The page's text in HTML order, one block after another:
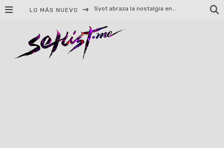
LO MÁS NUEVO Helloween celebrará 40 años de historia con conciertos en Ciudad de México y Guadalajara